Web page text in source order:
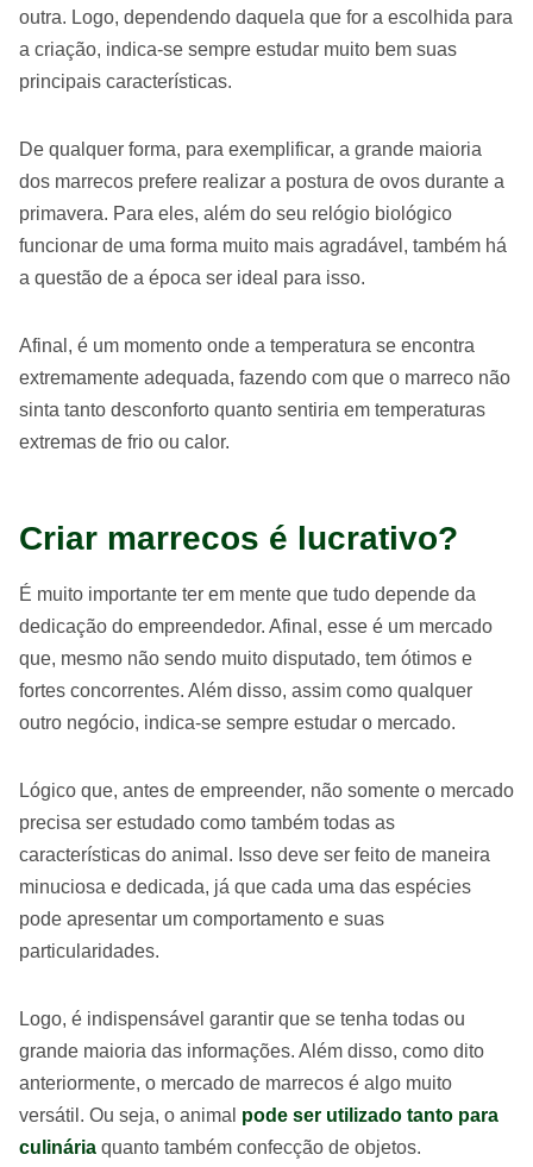
outra. Logo, dependendo daquela que for a escolhida para
a criação, indica-se sempre estudar muito bem suas
principais características.
De qualquer forma, para exemplificar, a grande maioria
dos marrecos prefere realizar a postura de ovos durante a
primavera. Para eles, além do seu relógio biológico
funcionar de uma forma muito mais agradável, também há
a questão de a época ser ideal para isso.
Afinal, é um momento onde a temperatura se encontra
extremamente adequada, fazendo com que o marreco não
sinta tanto desconforto quanto sentiria em temperaturas
extremas de frio ou calor.
Criar marrecos é lucrativo?
É muito importante ter em mente que tudo depende da
dedicação do empreendedor. Afinal, esse é um mercado
que, mesmo não sendo muito disputado, tem ótimos e
fortes concorrentes. Além disso, assim como qualquer
outro negócio, indica-se sempre estudar o mercado.
Lógico que, antes de empreender, não somente o mercado
precisa ser estudado como também todas as
características do animal. Isso deve ser feito de maneira
minuciosa e dedicada, já que cada uma das espécies
pode apresentar um comportamento e suas
particularidades.
Logo, é indispensável garantir que se tenha todas ou
grande maioria das informações. Além disso, como dito
anteriormente, o mercado de marrecos é algo muito
versátil. Ou seja, o animal pode ser utilizado tanto para
culinária quanto também confecção de objetos.